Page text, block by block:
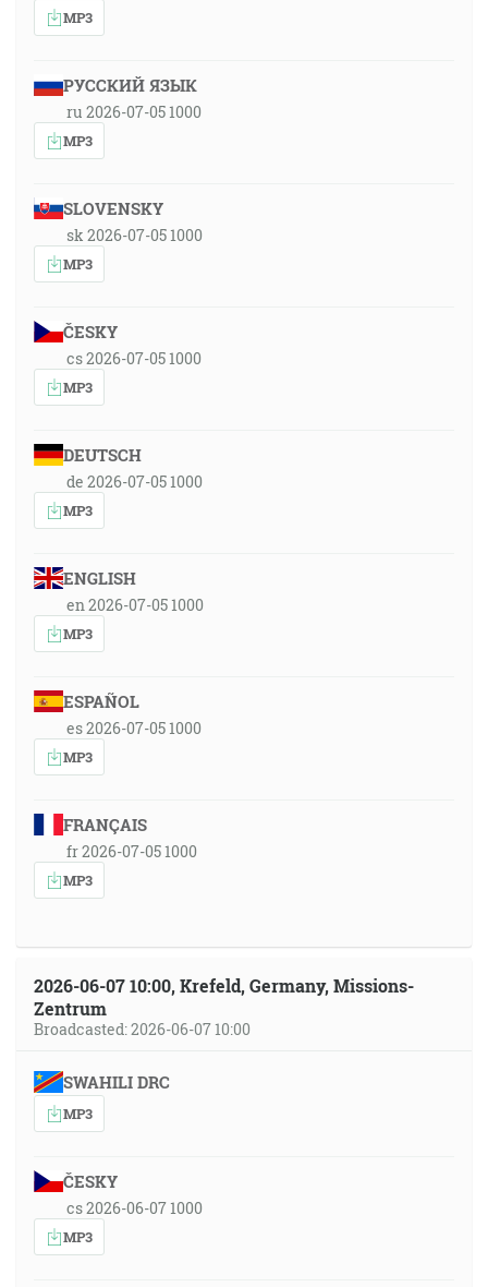
MP3
РУССКИЙ ЯЗЫК
ru 2026-07-05 1000
MP3
SLOVENSKY
sk 2026-07-05 1000
MP3
ČESKY
cs 2026-07-05 1000
MP3
DEUTSCH
de 2026-07-05 1000
MP3
ENGLISH
en 2026-07-05 1000
MP3
ESPAÑOL
es 2026-07-05 1000
MP3
FRANÇAIS
fr 2026-07-05 1000
MP3
2026-06-07 10:00, Krefeld, Germany, Missions-
Zentrum
Broadcasted: 2026-06-07 10:00
SWAHILI DRC
MP3
ČESKY
cs 2026-06-07 1000
MP3